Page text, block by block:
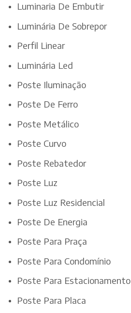
Luminaria De Embutir
Luminária De Sobrepor
Perfil Linear
Luminária Led
Poste Iluminação
Poste De Ferro
Poste Metálico
Poste Curvo
Poste Rebatedor
Poste Luz
Poste Luz Residencial
Poste De Energia
Poste Para Praça
Poste Para Condomínio
Poste Para Estacionamento
Poste Para Placa